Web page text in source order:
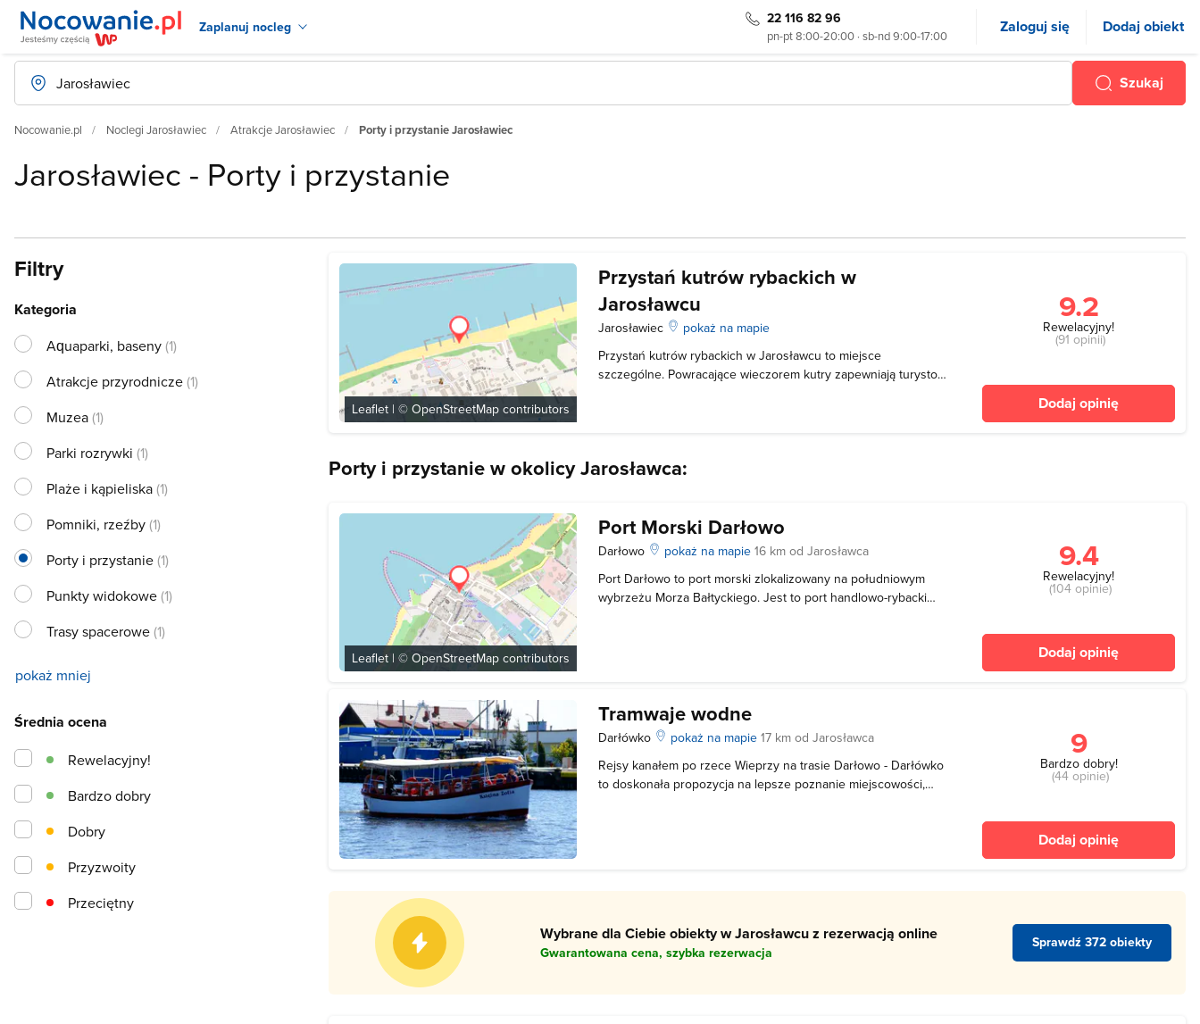
Zaplanuj nocleg 22 116 82 96
pn-pt 8:00-20:00 · sb-nd 9:00-17:00 Zaloguj się Dodaj obiekt
Szukaj
Nocowanie.pl Noclegi Jarosławiec Atrakcje Jarosławiec Porty i przystanie Jarosławiec
Jarosławiec - Porty i przystanie
Leaflet | ©OpenStreetMap contributors
Przystań kutrów rybackich w
Jarosławcu
Jarosławiec
pokaż na mapie
Przystań kutrów rybackich w Jarosławcu to miejsce
szczególne. Powracające wieczorem kutry zapewniają turystom
9.2
Rewelacyjny!
(91 opinii)
Dodaj opinię
Porty i przystanie w okolicy Jarosławca:
Leaflet | ©OpenStreetMap contributors
Port Morski Darłowo
Darłowo pokaż na mapie16 km od Jarosławca
Port Darłowo to port morski zlokalizowany na południowym
wybrzeżu Morza Bałtyckiego. Jest to port handlowo-rybacki
9.4
Rewelacyjny!
(104 opinie)
Dodaj opinię
Tramwaje wodne
Darłówko pokaż na mapie17 km od Jarosławca
Rejsy kanałem po rzece Wieprzy na trasie Darłowo - Darłówko
to doskonała propozycja na lepsze poznanie miejscowości,
9
Bardzo dobry!
(44 opinie)
Dodaj opinię
Wybrane dla Ciebie obiekty w Jarosławcu z rezerwacją online
Gwarantowana cena, szybka rezerwacja
Sprawdź 372 obiekty
Filtry
Kategoria
Aquaparki, baseny(1)
Atrakcje przyrodnicze(1)
Muzea(1)
Parki rozrywki (1)
Plaże i kąpieliska(1)
Pomniki, rzeźby(1)
Porty i przystanie(1)
Punkty widokowe(1)
Trasy spacerowe(1)
pokaż mniej
Średnia ocena
Przeciętny
Przyzwoity
Dobry
Bardzo dobry
Rewelacyjny!